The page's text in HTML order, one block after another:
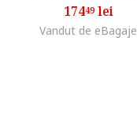
17449lei
Vandut de eBagaje